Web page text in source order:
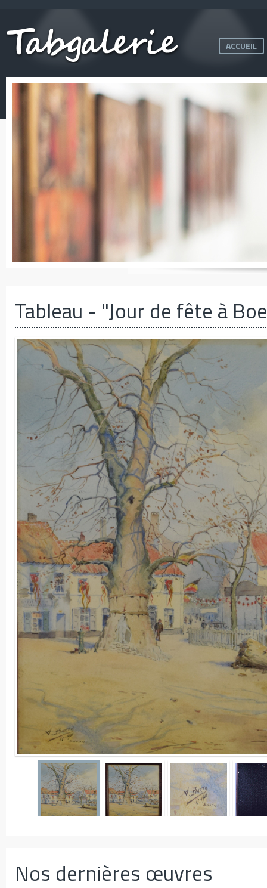
ACCUEIL
Tableau - "Jour de fête à
Nos dernières œuvres